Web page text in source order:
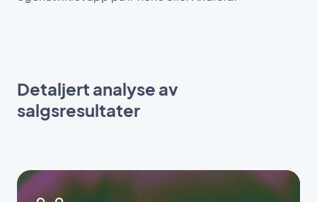
Detaljert analyse av
salgsresultater